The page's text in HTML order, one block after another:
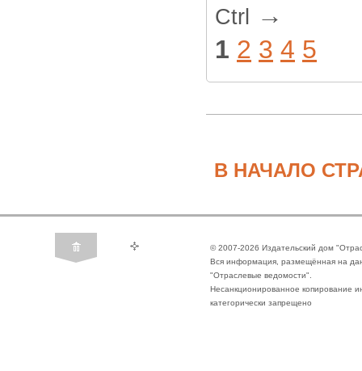
Ctrl
→
1 2 3 4 5
В НАЧАЛО
© 2007-2026 Издательский дом
Вся информация, размещённая на
"Отраслевые ведомости".
Несанкционированное копирование
категорически запрещено